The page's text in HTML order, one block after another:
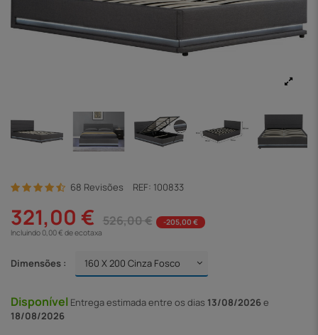
68 Revisões REF: 100833
321,00 € 526,00 €
-205,00 €
Incluindo 0,00 € de ecotaxa
Dimensões :
Disponível Entregaestimada entre os dias 13/08/2026e
18/08/2026